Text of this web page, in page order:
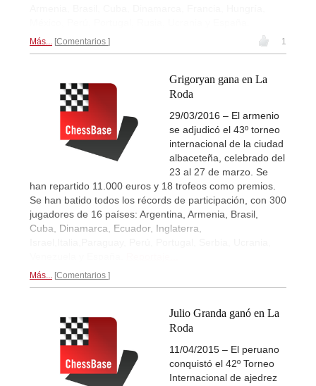
Más... Comentarios 1
Grigoryan gana en La
Roda
29/03/2016 – El armenio
se adjudicó el 43º torneo
internacional de la ciudad
albaceteña, celebrado del
23 al 27 de marzo. Se
han repartido 11.000 euros y 18 trofeos como premios.
Se han batido todos los récords de participación, con 300
jugadores de 16 países: Argentina, Armenia, Brasil,
Cuba, Dinamarca, Ecuador, Inglaterra,
Más... Comentarios
Julio Granda ganó en La
Roda
11/04/2015 – El peruano
conquistó el 42º Torneo
Internacional de ajedrez